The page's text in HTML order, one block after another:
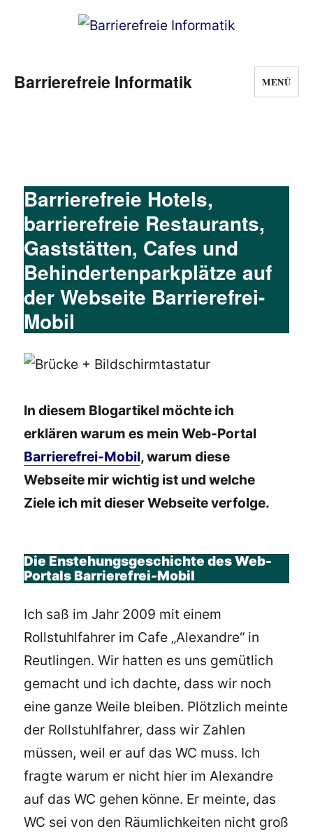
Barrierefreie Informatik MENÜ
Barrierefreie Hotels,
barrierefreie Restaurants,
Gaststätten, Cafes und
Behindertenparkplätze auf
der Webseite Barrierefrei-
Mobil
In diesem Blogartikel möchte ich
erklären warum es mein Web-Portal
Barrierefrei-Mobil, warum diese
Webseite mir wichtig ist und welche
Ziele ich mit dieser Webseite verfolge.
Die Enstehungsgeschichte des Web-
Portals Barrierefrei-Mobil
Ich saß im Jahr 2009 mit einem
Rollstuhlfahrer im Cafe „Alexandre“ in
Reutlingen. Wir hatten es uns gemütlich
gemacht und ich dachte, dass wir noch
eine ganze Weile bleiben. Plötzlich meinte
der Rollstuhlfahrer, dass wir Zahlen
müssen, weil er auf das WC muss. Ich
fragte warum er nicht hier im Alexandre
auf das WC gehen könne. Er meinte, das
WC sei von den Räumlichkeiten nicht groß